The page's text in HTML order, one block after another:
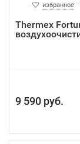
Технология
увлажнения и
избранное
Thermex
9 590 руб.